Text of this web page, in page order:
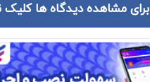
برای مشاهده دیدگاه ها کلیک